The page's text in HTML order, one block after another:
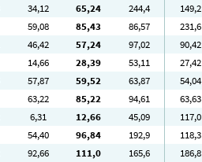
34,12 65,24 244,4 149,2
59,08 85,43 86,57 231,6
46,42 57,24 97,02 90,42
14,66 28,39 53,11 27,42
57,87 59,52 63,87 54,04
63,22 85,22 94,61 63,63
6,31 12,66 45,09 117,0
54,40 96,84 192,9 118,3
92,66 111,0 165,6 186,8